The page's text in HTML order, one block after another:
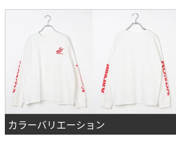
カラーバリエーション